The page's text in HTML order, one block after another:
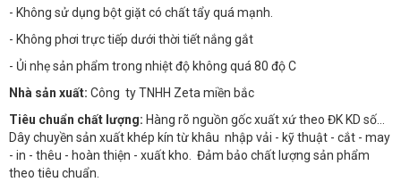
- Không sử dụng bột giặt có chất tẩy quá mạnh.
- Không phơi trực tiếp dưới thời tiết nắng gắt
- Ủi nhẹ sản phẩm trong nhiệt độ không quá 80 độ C
Nhà sản xuất: Công ty TNHH Zeta miền bắc
Tiêu chuẩn chất lượng: Hàng rõ nguồn gốc xuất xứ theo ĐK KD số…
Dây chuyền sản xuất khép kín từ khâu nhập vải - kỹ thuật - cắt - may
- in - thêu - hoàn thiện - xuất kho. Đảm bảo chất lượng sản phẩm
theo tiêu chuẩn.